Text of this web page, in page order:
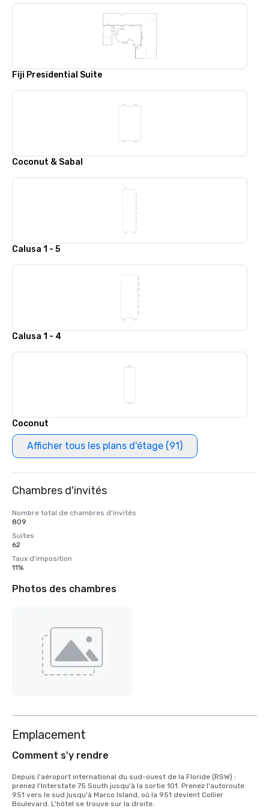
Fiji Presidential Suite
Coconut & Sabal
Calusa 1 - 5
Calusa 1 - 4
Coconut
Afficher tous les plans d'étage (91)
Chambres d'invités
Nombre total de chambres d'invités
809
Suites
62
Taux d'imposition
11%
Photos des chambres
Emplacement
Comment s'y rendre
Depuis l'aéroport international du sud-ouest de la Floride (RSW) :
prenez l'Interstate 75 South jusqu'à la sortie 101. Prenez l'autoroute
951 vers le sud jusqu'à Marco Island, où la 951 devient Collier
Boulevard. L'hôtel se trouve sur la droite.